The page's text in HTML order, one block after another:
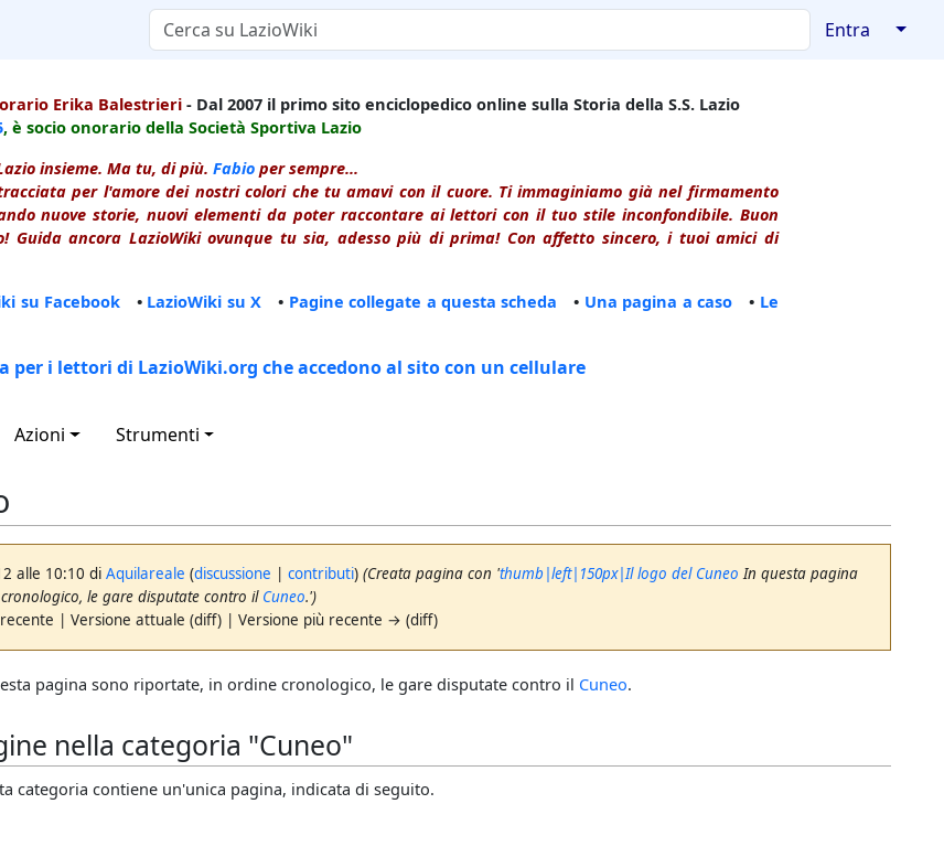
Entra ↓
Erika Balestrieri - Dal 2007 il primo sito enciclopedico online sulla Storia della S.S. Lazio
, è socio onorario della Società Sportiva Lazio
insieme. Ma tu, di più. Fabio per sempre...
per l'amore dei nostri colori che tu amavi con il cuore. Ti immaginiamo già nel firmamento
nuove storie, nuovi elementi da poter raccontare ai lettori con il tuo stile inconfondibile. Buon
Guida ancora LazioWiki ovunque tu sia, adesso più di prima! Con affetto sincero, i tuoi amici di
su Facebook • LazioWiki su X • Pagine collegate a questa scheda • Una pagina a caso • Le
per i lettori di LazioWiki.org che accedono al sito con un cellulare
Azioni Strumenti
alle 10:10 diAquilareale (discussione |contributi) (Creata pagina con 'thumb|left|150px|Il logo del Cuneo In questa pagina
le gare disputate contro il Cuneo.')
| Versione attuale (diff) | Versione più recente → (diff)
pagina sono riportate, in ordine cronologico, le gare disputate contro il Cuneo.
nella categoria "Cuneo"
categoria contiene un'unica pagina, indicata di seguito.